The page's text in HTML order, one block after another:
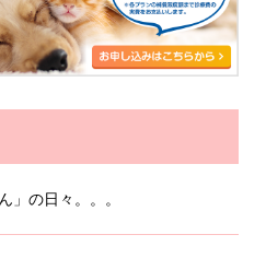
」の日々。。。